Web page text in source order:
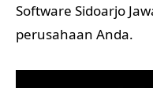
Software Sidoarjo
perusahaan Anda.